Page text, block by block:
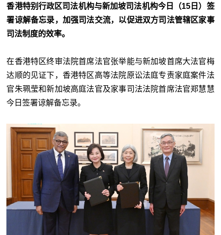
香港特别行政区司法机构与新加坡司法机构今日（15日）签
署谅解备忘录，加强司法交流，以促进双方司法管辖区家事
司法制度的效率。
在香港特区终审法院首席法官张举能与新加坡首席大法官梅
达顺的见证下，香港特区高等法院原讼法庭专责家庭案件法
官朱珮莹和新加坡高庭法官及家事司法法院首席法官郑慧慧
今日签署谅解备忘录。